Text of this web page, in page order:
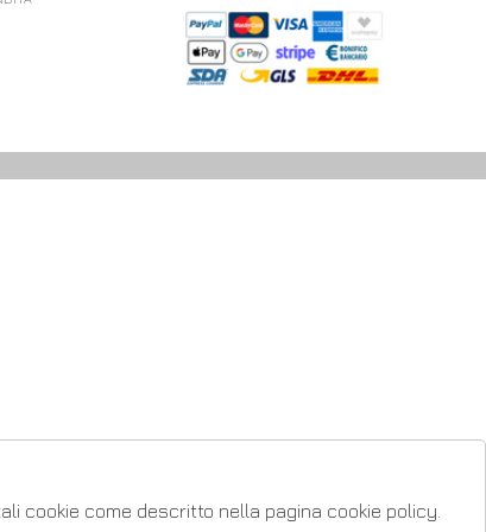
cookie come descritto nella pagina cookie policy.